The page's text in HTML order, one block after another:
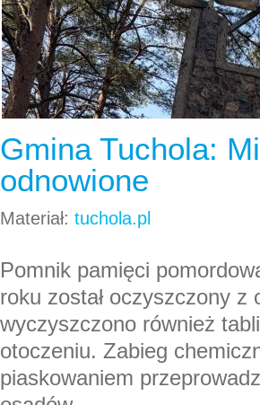
Gmina Tuchola:
odnowione
Materiał: tuchola.pl
Pomnik pamięci
roku został oczyszczony
wyczyszczono również
otoczeniu. Zabieg
piaskowaniem